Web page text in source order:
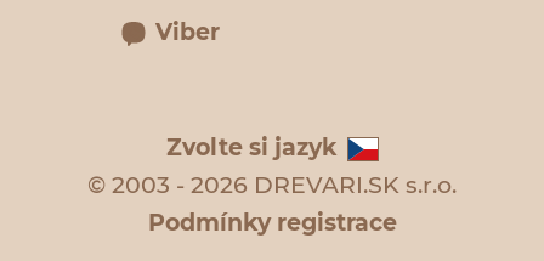
Viber
Zvolte si jazyk
© 2003 - 2026 DREVARI.SK s.r.o.
Podmínky registrace